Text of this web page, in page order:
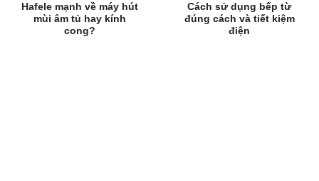
Hafele mạnh về máy hút
mùi âm tủ hay kính
cong?
Cách sử dụng bếp từ
đúng cách và tiết kiệm
điện